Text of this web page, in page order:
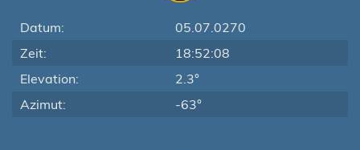
Datum:
05.07.0270
Zeit:
18:52:08
Elevation:
2.3°
Azimut:
-63°